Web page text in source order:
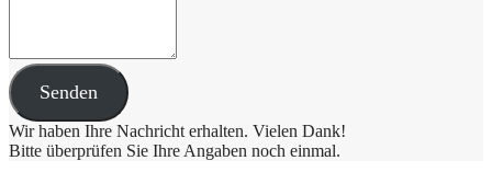
Senden
Wir haben Ihre Nach­richt erhal­ten. Vie­len Dank!
Bit­te über­prü­fen Sie Ihre Anga­ben noch einmal.